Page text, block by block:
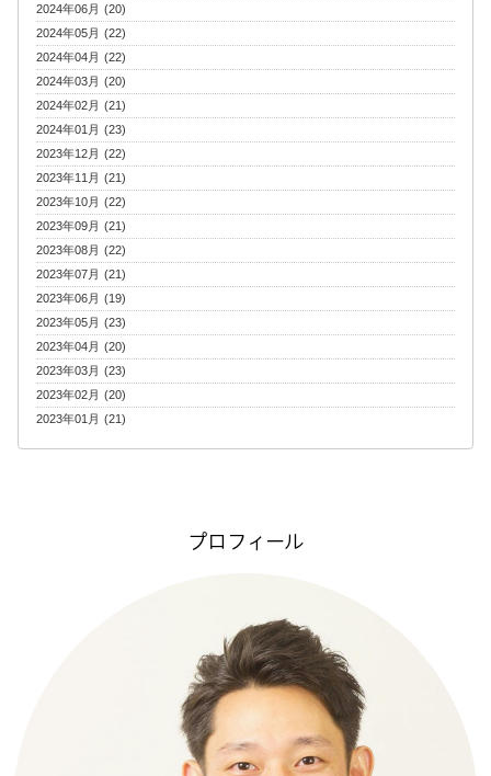
2024年06月 (20)
2024年05月 (22)
2024年04月 (22)
2024年03月 (20)
2024年02月 (21)
2024年01月 (23)
2023年12月 (22)
2023年11月 (21)
2023年10月 (22)
2023年09月 (21)
2023年08月 (22)
2023年07月 (21)
2023年06月 (19)
2023年05月 (23)
2023年04月 (20)
2023年03月 (23)
2023年02月 (20)
2023年01月 (21)
プロフィール